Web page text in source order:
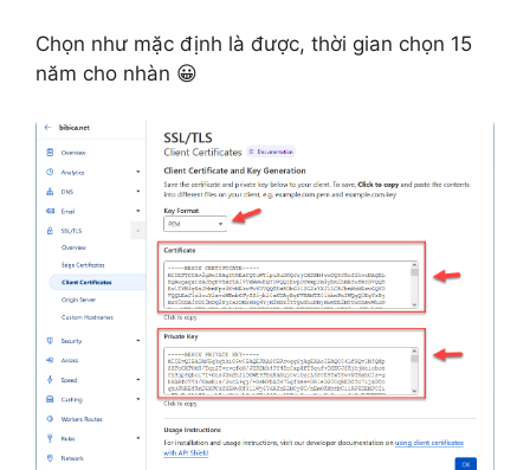
Chọn như mặc định là được, thời gian chọn 15
năm cho nhàn 😀